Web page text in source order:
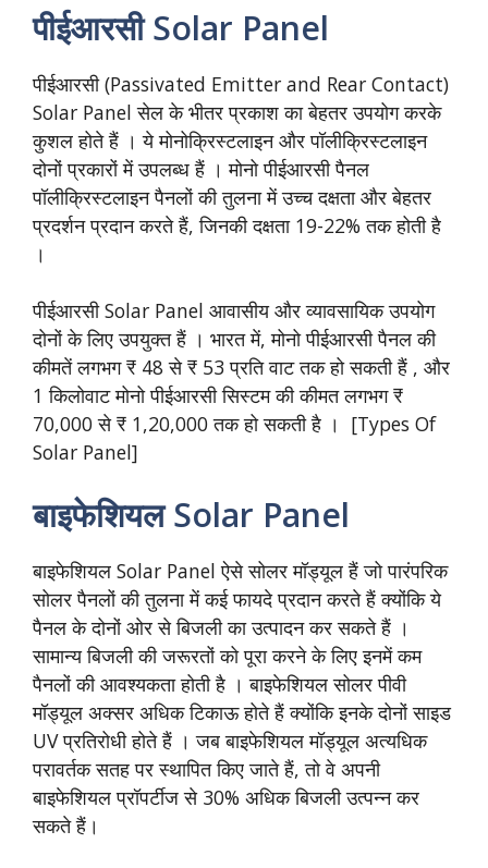
पीईआरसी Solar Panel
पीईआरसी (Passivated Emitter and Rear Contact)
Solar Panel सेल के भीतर प्रकाश का बेहतर उपयोग करके
कुशल होते हैं । ये मोनोक्रिस्टलाइन और पॉलीक्रिस्टलाइन
दोनों प्रकारों में उपलब्ध हैं । मोनो पीईआरसी पैनल
पॉलीक्रिस्टलाइन पैनलों की तुलना में उच्च दक्षता और बेहतर
प्रदर्शन प्रदान करते हैं, जिनकी दक्षता 19-22% तक होती है
।
पीईआरसी Solar Panel आवासीय और व्यावसायिक उपयोग
दोनों के लिए उपयुक्त हैं । भारत में, मोनो पीईआरसी पैनल की
कीमतें लगभग ₹ 48 से ₹ 53 प्रति वाट तक हो सकती हैं , और
1 किलोवाट मोनो पीईआरसी सिस्टम की कीमत लगभग ₹
70,000 से ₹ 1,20,000 तक हो सकती है । [Types Of
Solar Panel]
बाइफेशियल Solar Panel
बाइफेशियल Solar Panel ऐसे सोलर मॉड्यूल हैं जो पारंपरिक
सोलर पैनलों की तुलना में कई फायदे प्रदान करते हैं क्योंकि ये
पैनल के दोनों ओर से बिजली का उत्पादन कर सकते हैं ।
सामान्य बिजली की जरूरतों को पूरा करने के लिए इनमें कम
पैनलों की आवश्यकता होती है । बाइफेशियल सोलर पीवी
मॉड्यूल अक्सर अधिक टिकाऊ होते हैं क्योंकि इनके दोनों साइड
UV प्रतिरोधी होते हैं । जब बाइफेशियल मॉड्यूल अत्यधिक
परावर्तक सतह पर स्थापित किए जाते हैं, तो वे अपनी
बाइफेशियल प्रॉपर्टीज से 30% अधिक बिजली उत्पन्न कर
सकते हैं।